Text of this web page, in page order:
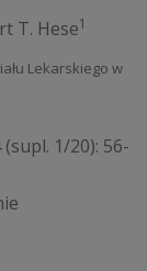
T. Hese1
Lekarskiego w
1/20): 56-